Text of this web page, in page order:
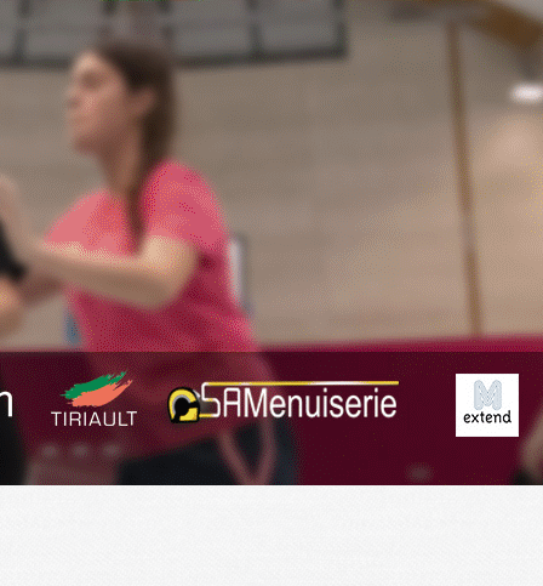
Exporter les lignes sélectionnées
Exporter toutes les colonnes
Exporter uniquement les colonnes affichées
Planning
Derniers Résultats
Résumé des matchs
?>
Images de la page d'accueil
Cliquez pour éditer